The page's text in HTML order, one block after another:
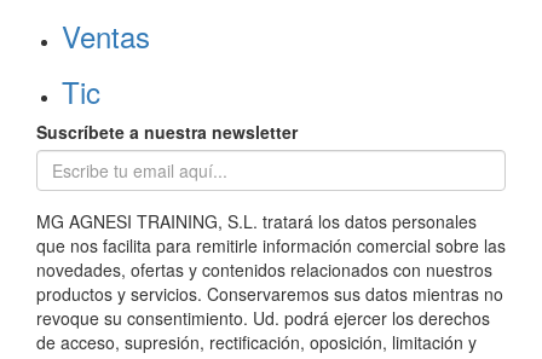
Ventas
Tic
Suscríbete a nuestra newsletter
MG AGNESI TRAINING, S.L. tratará los datos personales
que nos facilita para remitirle información comercial sobre las
novedades, ofertas y contenidos relacionados con nuestros
productos y servicios. Conservaremos sus datos mientras no
revoque su consentimiento. Ud. podrá ejercer los derechos
de acceso, supresión, rectificación, oposición, limitación y